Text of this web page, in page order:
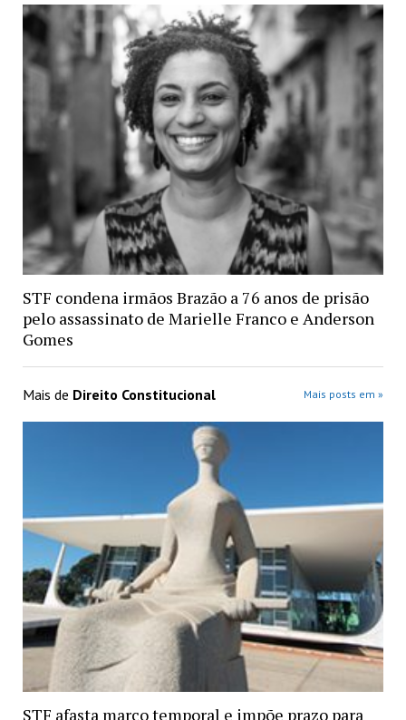
STF condena irmãos Brazão a 76 anos de prisão
pelo assassinato de Marielle Franco e Anderson
Gomes
Mais de Direito Constitucional Mais posts em »
STF afasta marco temporal e impõe prazo para